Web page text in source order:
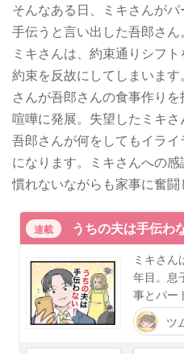
そんなある日、ミキさんが
手伝うと言い出した吾郎さ
ミキさんは、約束通りシフ
約束を反故にしてしまいま
さんが吾郎さんの食事作り
喧嘩に発展。失望したミキさ
吾郎さんが何をしてもイラ
になります。ミキさんへの感
慣れないながらも家事に奮
連載 うちの夫は手伝わ
ミキさん
年目。息
事とパー
ツ